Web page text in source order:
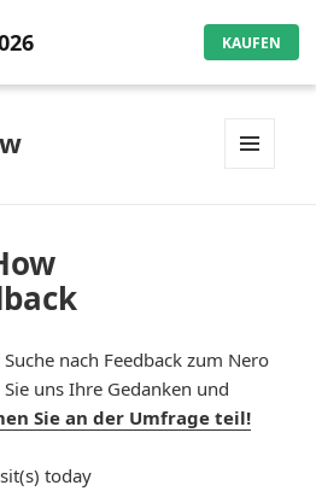
KAUFEN
nach Feedback zum Nero
uns Ihre Gedanken und
Sie an der Umfrage teil!
today